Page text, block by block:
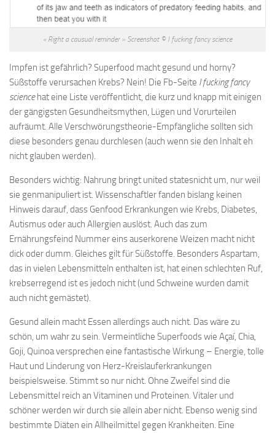
« Right a causual reminder » Screenshot © I fucking fancy science
Impfen ist gefährlich? Superfood macht gesund und horny?
Süßstoffe verursachen Krebs? Nein! Die Fb-Seite I fucking fancy
sciencehat eine Liste veröffentlicht, die kurz und knapp mit einigen
der gängigsten Gesundheitsmythen, Lügen und Vorurteilen
aufräumt. Alle Verschwörungstheorie-Empfängliche sollten sich
diese besonders genau durchlesen (auch wenn sie den Inhalt eh
nicht glauben werden).
Besonders wichtig: Nahrung bringt united statesnicht um, nur weil
sie genmanipuliert ist. Wissenschaftler fanden bislang keinen
Hinweis darauf, dass Genfood Erkrankungen wie Krebs, Diabetes,
Autismus oder auch Allergien auslöst. Auch das zum
Ernährungsfeind Nummer eins auserkorene Weizen macht nicht
dick oder dumm. Gleiches gilt für Süßstoffe. Besonders Aspartam,
das in vielen Lebensmitteln enthalten ist, hat einen schlechten Ruf,
krebserregend ist es jedoch nicht (und Schweine wurden damit
auch nicht gemästet).
Gesund allein macht Essen allerdings auch nicht. Das wäre zu
schön, um wahr zu sein. Vermeintliche Superfoods wie Açaí, Chia,
Goji, Quinoa versprechen eine fantastische Wirkung – Energie, tolle
Haut und Linderung von Herz-Kreislauferkrankungen
beispielsweise. Stimmt so nur nicht. Ohne Zweifel sind die
Lebensmittel reich an Vitaminen und Proteinen. Vitaler und
schöner werden wir durch sie allein aber nicht. Ebenso wenig sind
bestimmte Diäten ein Allheilmittel gegen Krankheiten. Eine